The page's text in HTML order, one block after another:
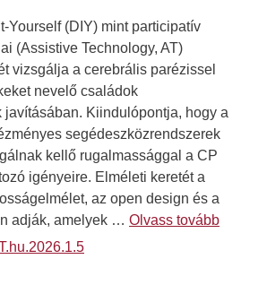
Yourself (DIY) mint participatív
(Assistive Technology, AT)
vizsgálja a cerebrális parézissel
nevelő családok
javításában. Kiindulópontja, hogy a
segédeszközrendszerek
kellő rugalmassággal a CP
igényeire. Elméleti keretét a
az open design és a
adják, amelyek … Olvass tovább